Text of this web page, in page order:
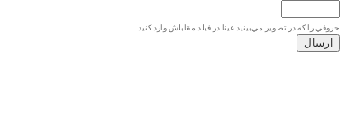
حروفي را كه در تصوير مي‌بينيد عينا در فيلد مقابلش وارد كنيد